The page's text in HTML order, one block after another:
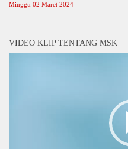
Minggu 02 Maret 2024
VIDEO KLIP TENTANG MSK